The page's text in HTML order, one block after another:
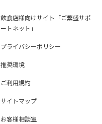
飲食店様向けサイト「ご繁盛サポ
ートネット」
プライバシーポリシー
推奨環境
ご利用規約
サイトマップ
お客様相談室